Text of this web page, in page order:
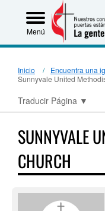
Menú
Inicio
Encuentra una
Sunnyvale United
Traducir Página ▼
SUNNYVALE
CHURCH